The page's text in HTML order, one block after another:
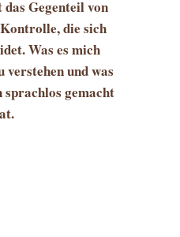
Gegenteil von
die sich
Was es mich
verstehen und was
gemacht